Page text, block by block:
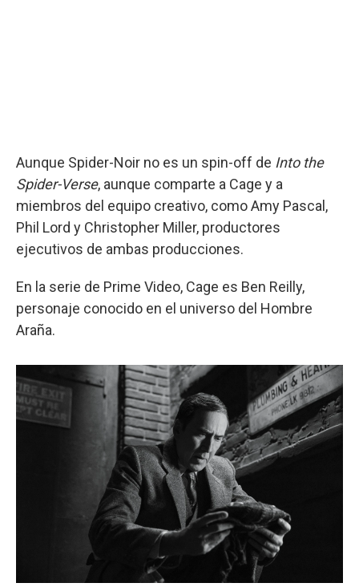
Aunque Spider-Noir no es un spin-off de Into the
Spider-Verse, aunque comparte a Cage y a
miembros del equipo creativo, como Amy Pascal,
Phil Lord y Christopher Miller, productores
ejecutivos de ambas producciones.
En la serie de Prime Video, Cage es Ben Reilly,
personaje conocido en el universo del Hombre
Araña.